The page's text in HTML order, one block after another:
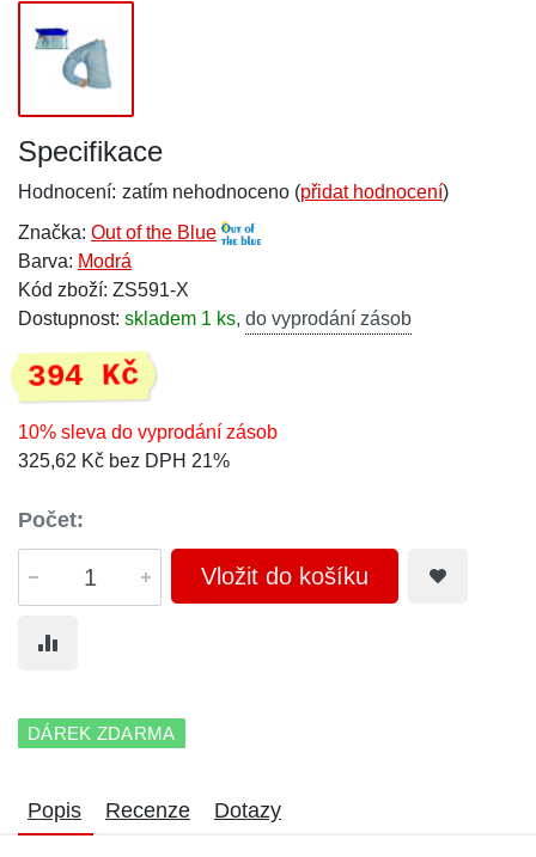
Specifikace
Hodnocení: zatím nehodnoceno (přidat hodnocení)
Značka: Out of the Blue
Barva: Modrá
Kód zboží: ZS591-X
Dostupnost: skladem 1 ks, do vyprodání zásob
394 Kč
10% sleva do vyprodání zásob
325,62 Kč bez DPH 21%
Počet:
Vložit do košíku
DÁREK ZDARMA
Popis Recenze Dotazy